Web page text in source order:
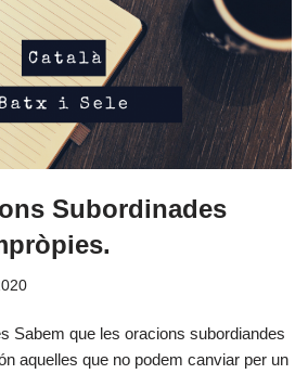
Subordinades
Sabem que les oracions subordiandes
aquelles que no podem canviar per un